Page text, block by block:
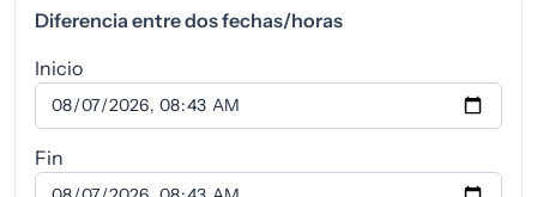
Diferencia entre dos fechas/horas
Inicio
Fin